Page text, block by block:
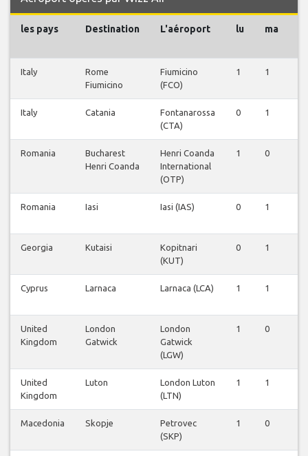
les pays Destination L'aéroport lu ma
Italy
Rome
Fiumicino
Fiumicino
(FCO)
1 1
Italy Catania
Fontanarossa
(CTA)
0 1
Romania
Bucharest
Henri Coanda
Henri Coanda
International
(OTP)
1 0
Romania Iasi Iasi (IAS) 0 1
Georgia Kutaisi
Kopitnari
(KUT)
0 1
Cyprus Larnaca Larnaca (LCA) 1 1
United
Kingdom
London
Gatwick
London
Gatwick
(LGW)
1 0
United
Kingdom
Luton
London Luton
(LTN)
1 1
Macedonia Skopje
Petrovec
(SKP)
1 0